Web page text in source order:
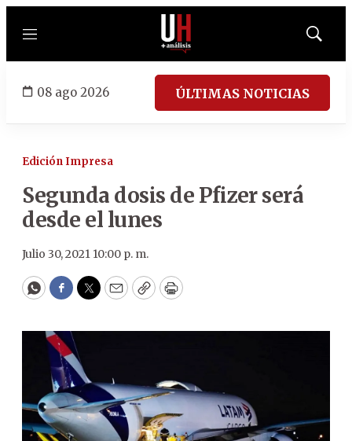
Menú
Mostrar
08 ago 2026 ÚLTIMAS NOTICIAS
Edición Impresa
Segunda dosis de Pfizer será
desde el lunes
Julio 30, 2021 10:00 p. m.
WhatsApp
Facebook
Twitter
EmailCopyPrint